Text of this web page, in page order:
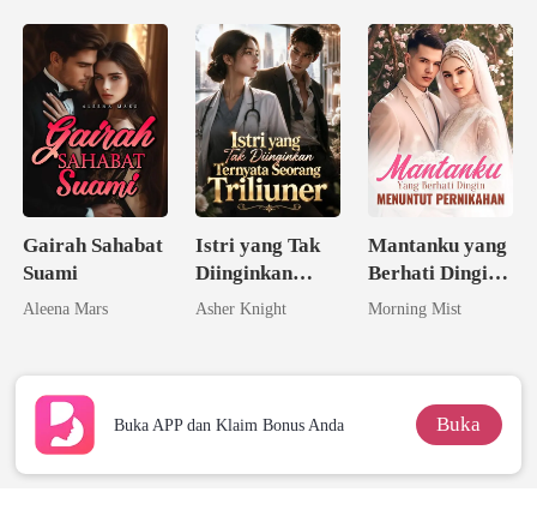
Gairah Sahabat
Suami
Aleena Mars
Istri yang Tak
Diinginkan
Ternyata
Asher Knight
Mantanku yang
Berhati Dingin
Menuntut
Morning Mist
Buka APP dan Klaim Bonus Anda Buka